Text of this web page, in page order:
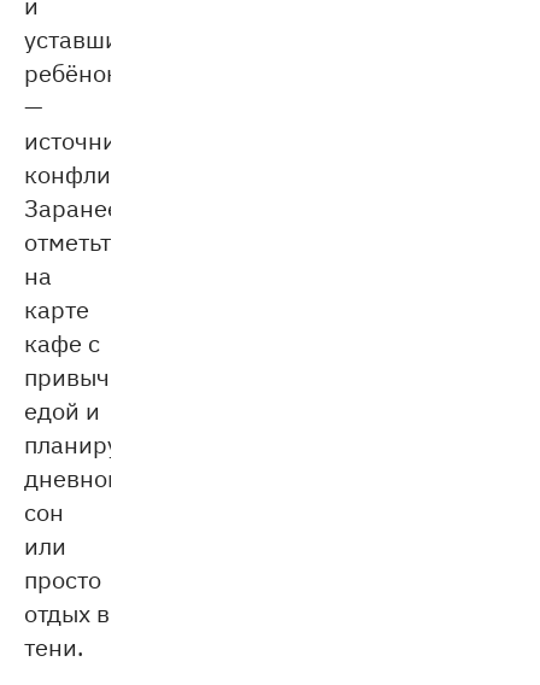
уставший
ребёнок
—
источник
конфликтов.
Заранее
отметьте
на
карте
кафе с
привычной
едой и
планируйте
дневной
сон
или
просто
отдых в
тени.